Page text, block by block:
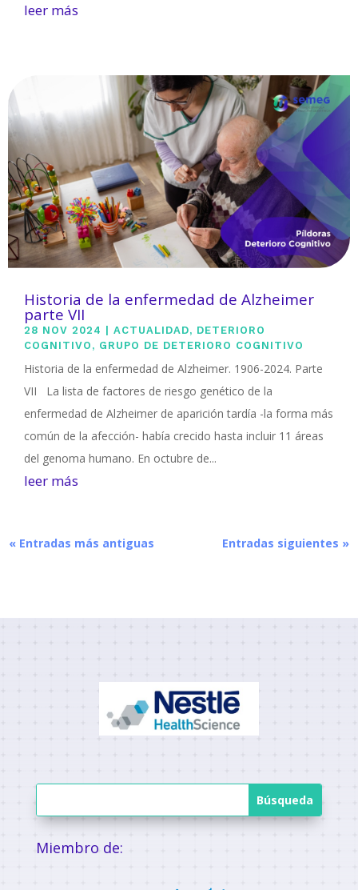
leer más
Historia de la enfermedad de Alzheimer
parte VII
28 NOV 2024 |ACTUALIDAD, DETERIORO
COGNITIVO , GRUPO DE DETERIORO COGNITIVO
Historia de la enfermedad de Alzheimer. 1906-2024. Parte
VII La lista de factores de riesgo genético de la
enfermedad de Alzheimer de aparición tardía -la forma más
común de la afección- había crecido hasta incluir 11 áreas
del genoma humano. En octubre de...
leer más
« Entradas más antiguas Entradas siguientes »
Miembro de: